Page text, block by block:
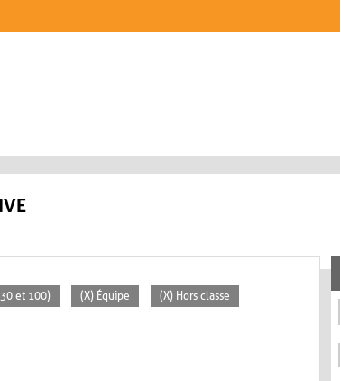
et 100) (X) Équipe (X) Hors classe